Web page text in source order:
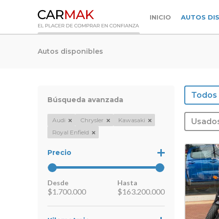
INICIO AUTOS
Autos disponibles
Búsqueda avanzada
Audi Chrysler
Kawasaki
Royal Enfield
Precio
Desde
$1.700.000
Hasta
$163.200.000
Todos